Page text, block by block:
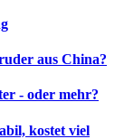
aus China?
- oder mehr?
kostet viel